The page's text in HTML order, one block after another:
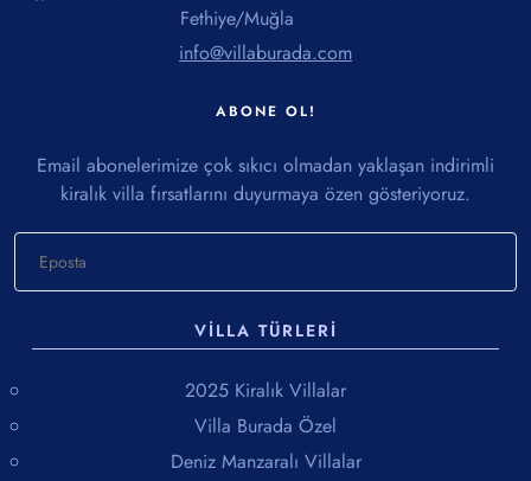
Fethiye/Muğla
info@villaburada.com
ABONE OL!
Email abonelerimize çok sıkıcı olmadan yaklaşan indirimli
kiralık villa fırsatlarını duyurmaya özen gösteriyoruz.
VILLA TÜRLERI
2025 Kiralık Villalar
Villa Burada Özel
Deniz Manzaralı Villalar